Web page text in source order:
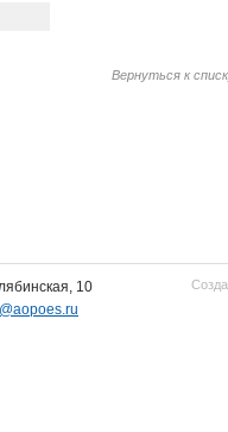
energetika/
Вернуться к
10